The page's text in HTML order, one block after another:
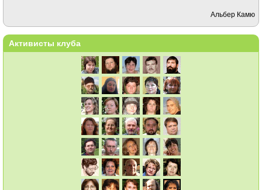
Альбер Камю
Активисты клуба